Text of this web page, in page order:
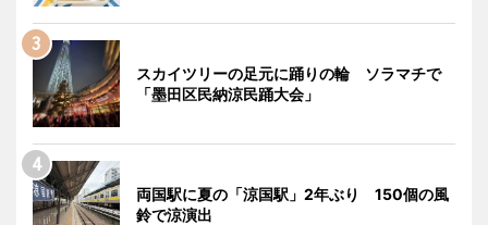
スカイツリーの足元に踊りの輪 ソラマチで
「墨田区民納涼民踊大会」
両国駅に夏の「涼国駅」2年ぶり 150個の風
鈴で涼演出